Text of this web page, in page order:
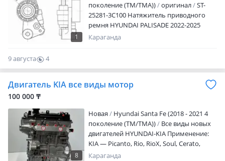
1
поколение (TM/TMA))
оригинал
ST-
25281-3C100 Натяжитель приводного
ремня HYUNDAI PALISADE 2022-2025
Наличие и актуальную цену уточняйте у
Караганда
9 августа
4
0
Двигатель KIA все виды мотор
100 000 ₸
8
Новая
Hyundai Santa Fe (2018 - 2021 4
поколение (TM/TMA))
Все виды новых
двигателей HYUNDAI-KIA Применение:
KIA — Picanto, Rio, RioX, Soul, Cerato,
Ceed, Soul, Seltos, Cadenza, Optima, K3,
Караганда